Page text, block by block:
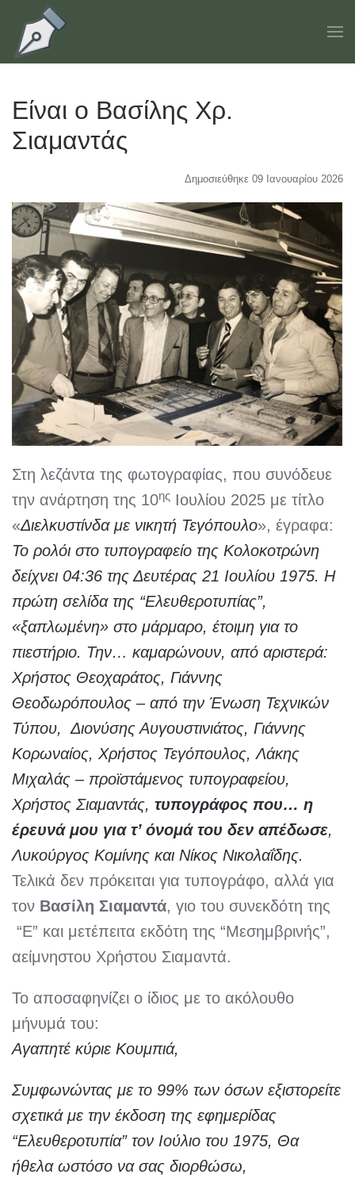
Skip to main content
Είναι ο Βασίλης Χρ.
Σιαμαντάς
Δημοσιεύθηκε 09 Ιανουαρίου 2026
Στη λεζάντα της φωτογραφίας, που συνόδευε
την ανάρτηση της 10ης Ιουλίου 2025 με τίτλο
«Διελκυστίνδα με νικητή Τεγόπουλο», έγραφα:
Το ρολόι στο τυπογραφείο της Κολοκοτρώνη
δείχνει 04:36 της Δευτέρας 21 Ιουλίου 1975. Η
πρώτη σελίδα της “Ελευθεροτυπίας”,
«ξαπλωμένη» στο μάρμαρο, έτοιμη για το
πιεστήριο. Την… καμαρώνουν, από αριστερά:
Χρήστος Θεοχαράτος, Γιάννης
Θεοδωρόπουλος – από την Ένωση Τεχνικών
Τύπου, Διονύσης Αυγουστινιάτος, Γιάννης
Κορωναίος, Χρήστος Τεγόπουλος, Λάκης
Μιχαλάς – προϊστάμενος τυπογραφείου,
Χρήστος Σιαμαντάς, τυπογράφος που… η
έρευνά μου για τ’ όνομά του δεν απέδωσε,
Λυκούργος Κομίνης και Νίκος Νικολαΐδης.
Τελικά δεν πρόκειται για τυπογράφο, αλλά για
τον Βασίλη Σιαμαντά, γιο του συνεκδότη της
“Ε” και μετέπειτα εκδότη της “Μεσημβρινής”,
αείμνηστου Χρήστου Σιαμαντά.
Το αποσαφηνίζει ο ίδιος με το ακόλουθο
μήνυμά του:
Αγαπητέ κύριε Κουμπιά,
Συμφωνώντας με το 99% των όσων εξιστορείτε
σχετικά με την έκδοση της εφημερίδας
“Ελευθεροτυπία” τον Ιούλιο του 1975, Θα
ήθελα ωστόσο να σας διορθώσω,